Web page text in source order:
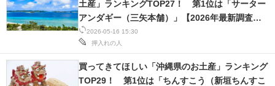
製造業のIT導入・活用を支援
モノづくり技術者専門サイト
エレクトロニクス専門サイト
2026-05-16 15:30
押入れの人
土産」ランキングTOP27！ 第1位は「サーター
アンダギー（三矢本舗）」【2026年最新調査結
果】
買ってきてほしい「沖縄県のお土産」ランキング
TOP29！ 第1位は「ちんすこう（新垣ちんすこ